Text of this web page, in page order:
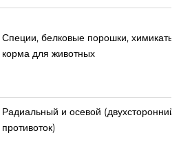
Специи, белковые порошки, химикаты,
корма для животных
Радиальный и осевой (двухсторонний
противоток)